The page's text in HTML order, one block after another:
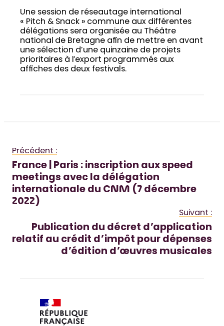
Une session de réseautage international
« Pitch & Snack » commune aux différentes
délégations sera organisée au Théâtre
national de Bretagne afin de mettre en avant
une sélection d’une quinzaine de projets
prioritaires à l’export programmés aux
affiches des deux festivals.
Précédent :
France | Paris : inscription aux speed
meetings avec la délégation
internationale du CNM (7 décembre
2022)
Suivant :
Publication du décret d’application
relatif au crédit d’impôt pour dépenses
d’édition d’œuvres musicales